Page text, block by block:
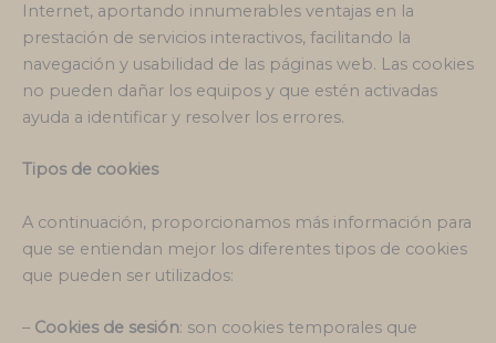
Internet, aportando innumerables ventajas en la
prestación de servicios interactivos, facilitando la
navegación y usabilidad de las páginas web. Las cookies
no pueden dañar los equipos y que estén activadas
ayuda a identificar y resolver los errores.
Tipos de cookies
A continuación, proporcionamos más información para
que se entiendan mejor los diferentes tipos de cookies
que pueden ser utilizados:
– Cookies de sesión: son cookies temporales que